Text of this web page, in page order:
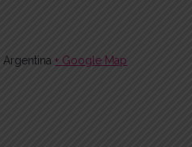
Argentina + Google Map